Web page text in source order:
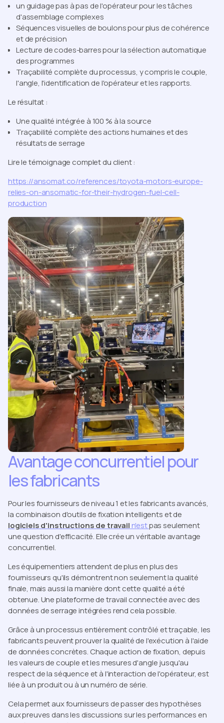
un guidage pas à pas de l'opérateur pour les tâches
d'assemblage complexes
Séquences visuelles de boulons pour plus de cohérence
et de précision
Lecture de codes-barres pour la sélection automatique
des programmes
Traçabilité complète du processus, y compris le couple,
l'angle, l'identification de l'opérateur et les rapports.
Le résultat :
Une qualité intégrée à 100 % à la source
Traçabilité complète des actions humaines et des
résultats de serrage
Lire le témoignage complet du client :
https://ansomat.co/references/toyota-motors-europe-
relies-on-ansomatic-for-their-hydrogen-fuel-cell-
production
Avantage concurrentiel pour
les fabricants
Pour les fournisseurs de niveau 1 et les fabricants avancés,
la combinaison d'outils de fixation intelligents et de
logiciels d'instructions de travail n'estpas seulement
une question d'efficacité. Elle crée un véritable avantage
concurrentiel.
Les équipementiers attendent de plus en plus des
fournisseurs qu'ils démontrent non seulement la qualité
finale, mais aussi la manière dont cette qualité a été
obtenue. Une plateforme de travail connectée avec des
données de serrage intégrées rend cela possible.
Grâce à un processus entièrement contrôlé et traçable, les
fabricants peuvent prouver la qualité de l'exécution à l'aide
de données concrètes. Chaque action de fixation, depuis
les valeurs de couple et les mesures d'angle jusqu'au
respect de la séquence et à l'interaction de l'opérateur, est
liée à un produit ou à un numéro de série.
Cela permet aux fournisseurs de passer des hypothèses
aux preuves dans les discussions sur les performances en